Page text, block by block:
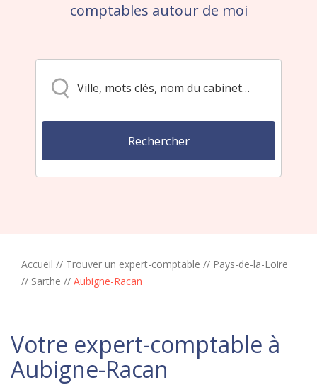
comptables autour de moi
Accueil // Trouver un expert-comptable // Pays-de-la-Loire
// Sarthe // Aubigne-Racan
Votre expert-comptable à
Aubigne-Racan